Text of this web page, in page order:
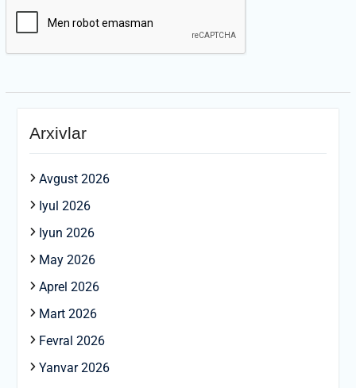
Arxivlar
Avgust 2026
Iyul 2026
Iyun 2026
May 2026
Aprel 2026
Mart 2026
Fevral 2026
Yanvar 2026